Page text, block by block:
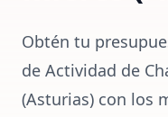
Obtén tu
de Actividad de
(Asturias) con los